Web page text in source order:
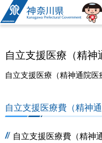
神奈川県
自立支援医療（精神
自立支援医療（精神通院医
自立支援医療費（精神
自立支援医療費（精神